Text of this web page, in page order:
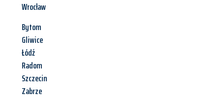
Wrocław
Bytom
Gliwice
Łódź
Radom
Szczecin
Zabrze